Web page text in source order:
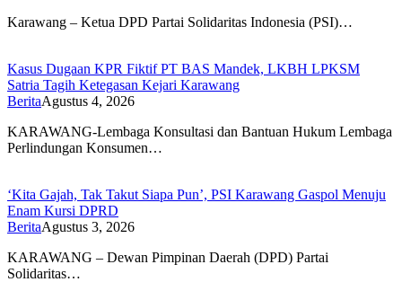
Karawang – Ketua DPD Partai Solidaritas Indonesia (PSI)…
Kasus Dugaan KPR Fiktif PT BAS Mandek, LKBH LPKSM
Satria Tagih Ketegasan Kejari Karawang
BeritaAgustus 4, 2026
KARAWANG-Lembaga Konsultasi dan Bantuan Hukum Lembaga
Perlindungan Konsumen…
‘Kita Gajah, Tak Takut Siapa Pun’, PSI Karawang Gaspol Menuju
Enam Kursi DPRD
BeritaAgustus 3, 2026
KARAWANG – Dewan Pimpinan Daerah (DPD) Partai
Solidaritas…